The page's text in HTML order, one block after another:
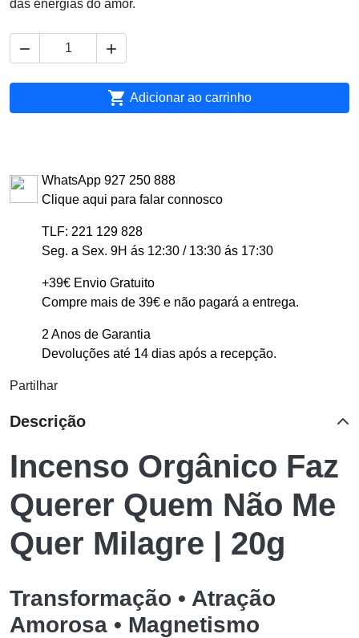
das energias do amor.
 
 Adicionar ao carrinho
WhatsApp 927 250 888
Clique aqui para falar connosco
TLF: 221 129 828
Seg. a Sex. 9H ás 12:30 / 13:30 ás 17:30
+39€ Envio Gratuito
Compre mais de 39€ e não pagará a entrega.
2 Anos de Garantia
Devoluções até 14 dias após a recepção.
Partilhar
Descrição
Incenso Orgânico Faz
Querer Quem Não Me
Quer Milagre | 20g
Transformação • Atração
Amorosa • Magnetismo